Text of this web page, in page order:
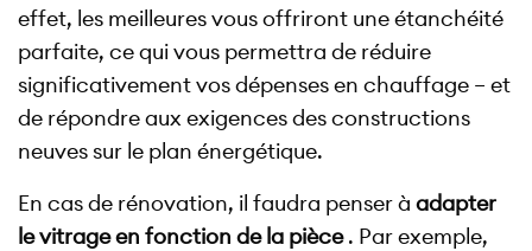
effet, les meilleures vous offriront une étanchéité
parfaite, ce qui vous permettra de réduire
significativement vos dépenses en chauffage – et
de répondre aux exigences des constructions
neuves sur le plan énergétique.
En cas de rénovation, il faudra penser àadapter
le vitrage en fonction de la pièce. Par exemple,